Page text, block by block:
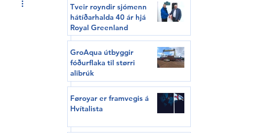
Tveir royndir sjómenn
hátíðarhalda 40 ár hjá
Royal Greenland
GroAqua útbyggir
fóðurflaka til størri
alibrúk
Føroyar er framvegis á
Hvítalista